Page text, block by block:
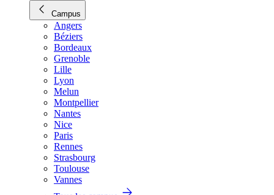
Campus
Angers
Béziers
Bordeaux
Grenoble
Lille
Lyon
Melun
Montpellier
Nantes
Nice
Paris
Rennes
Strasbourg
Toulouse
Vannes